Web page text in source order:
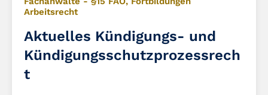
Arbeitsrecht
Aktuelles Kündigungs- und
Kündigungsschutzprozessrech
t